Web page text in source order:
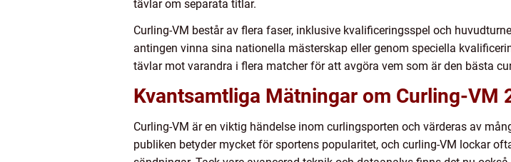
tävlar om separata titlar.
Curling-VM består av flera faser, inklusive kvalificeringsspel och
antingen vinna sina nationella mästerskap eller genom speciella
tävlar mot varandra i flera matcher för att avgöra vem som är den bästa
Kvantsamtliga Mätningar om Curling-VM
Curling-VM är en viktig händelse inom curlingsporten och värderas av
publiken betyder mycket för sportens popularitet, och curling-VM lockar